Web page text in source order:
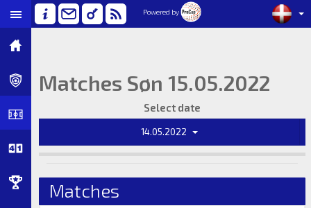
Powered by
Matches Søn 15.05.2022
Select date
14.05.2022
Matches